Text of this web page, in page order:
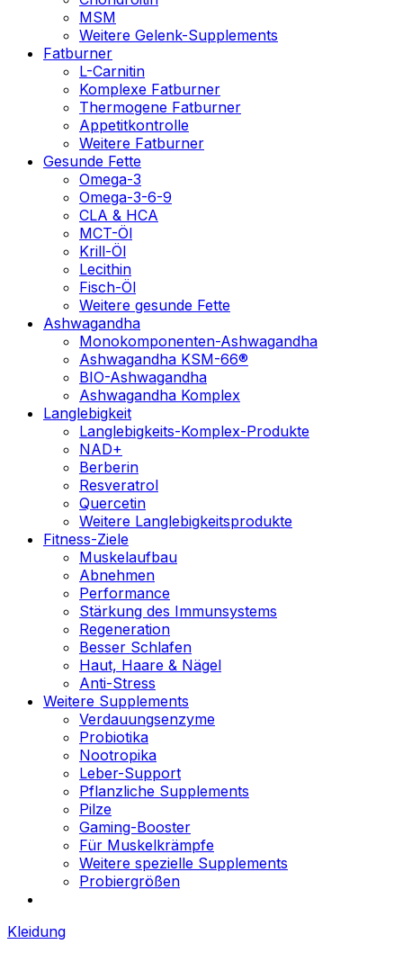
MSM
Weitere Gelenk-Supplements
Fatburner
L-Carnitin
Komplexe Fatburner
Thermogene Fatburner
Appetitkontrolle
Weitere Fatburner
Gesunde Fette
Omega-3
Omega-3-6-9
CLA & HCA
MCT-Öl
Krill-Öl
Lecithin
Fisch-Öl
Weitere gesunde Fette
Ashwagandha
Monokomponenten-Ashwagandha
Ashwagandha KSM-66®
BIO-Ashwagandha
Ashwagandha Komplex
Langlebigkeit
Langlebigkeits-Komplex-Produkte
NAD+
Berberin
Resveratrol
Quercetin
Weitere Langlebigkeitsprodukte
Fitness-Ziele
Muskelaufbau
Abnehmen
Performance
Stärkung des Immunsystems
Regeneration
Besser Schlafen
Haut, Haare & Nägel
Anti-Stress
Weitere Supplements
Verdauungsenzyme
Probiotika
Nootropika
Leber-Support
Pflanzliche Supplements
Pilze
Gaming-Booster
Für Muskelkrämpfe
Weitere spezielle Supplements
Probiergrößen
Kleidung